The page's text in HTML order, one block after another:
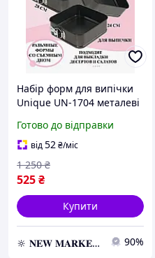
Набір форм для випічки
Unique UN-1704 металеві
Black
Готово до відправки
від52₴/міс
525₴
1 250 ₴
Купити
🔆 𝐍𝐄𝐖 𝐌𝐀𝐑𝐊𝐄𝐓 🔆 – Продукція преміум-класу від офіційного представника! 90%